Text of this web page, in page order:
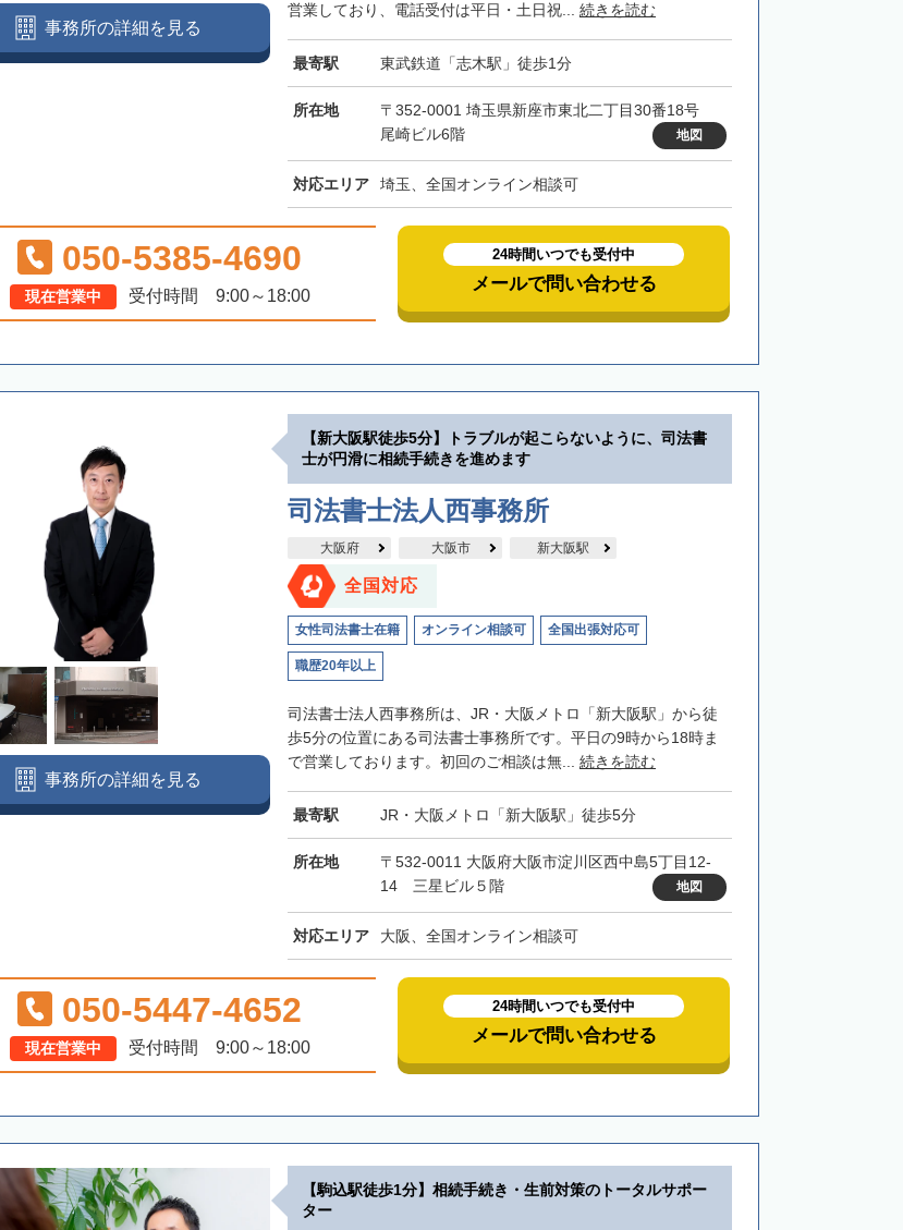
営業しており、電話受付は平日・土日祝... 続きを読む
最寄駅 東武鉄道「志木駅」徒歩1分
所在地
〒352-0001 埼玉県新座市東北二丁目30番18号
尾崎ビル6階
地図
対応エリア 埼玉、全国オンライン相談可
事務所の詳細を見る
050-5385-4690
現在営業中 受付時間 9:00～18:00
24時間いつでも受付中
メールで問い合わせる
【新大阪駅徒歩5分】トラブルが起こらないように、司法書
士が円滑に相続手続きを進めます
司法書士法人西事務所
大阪府 大阪市 新大阪駅
全国対応
女性司法書士在籍 オンライン相談可 全国出張対応可
職歴20年以上
司法書士法人西事務所は、JR・大阪メトロ「新大阪駅」から徒
歩5分の位置にある司法書士事務所です。平日の9時から18時ま
で営業しております。初回のご相談は無... 続きを読む
最寄駅 JR・大阪メトロ「新大阪駅」徒歩5分
所在地
〒532-0011 大阪府大阪市淀川区西中島5丁目12-
14 三星ビル５階
地図
対応エリア 大阪、全国オンライン相談可
事務所の詳細を見る
050-5447-4652
現在営業中 受付時間 9:00～18:00
24時間いつでも受付中
メールで問い合わせる
【駒込駅徒歩1分】相続手続き・生前対策のトータルサポー
ター